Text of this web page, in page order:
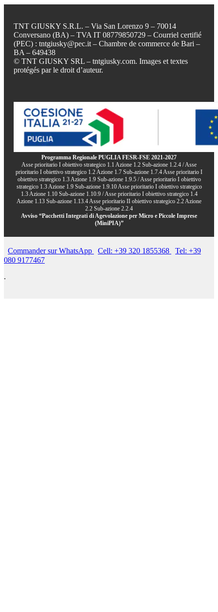
TNT GIUSKY S.R.L. – Via San Lorenzo 9 – 70014
Conversano (BA) – TVA IT 08779850729 – Courriel certifié
(PEC) : tntgiusky@pec.it – Chambre de commerce de Bari –
BA – 649438
© TNT GIUSKY SRL – tntgiusky.com. Images et textes
protégés par le droit d’auteur.
Programma Regionale PUGLIA FESR-FSE 2021-2027
Asse prioritario I obiettivo strategico 1.1 Azione 1.2 Sub-azione 1.2.4 / Asse
prioritario I obiettivo strategico 1.2 Azione 1.7 Sub-azione 1.7.4 Asse prioritario I
obiettivo strategico 1.3 Azione 1.9 Sub-azione 1.9.5 / Asse prioritario I obiettivo
strategico 1.3 Azione 1.9 Sub-azione 1.9.10 Asse prioritario I obiettivo strategico
1.3 Azione 1.10 Sub-azione 1.10.9 / Asse prioritario I obiettivo strategico 1.4
Azione 1.13 Sub-azione 1.13.4 Asse prioritario II obiettivo strategico 2.2 Azione
2.2 Sub-azione 2.2.4
Avviso “Pacchetti Integrati di Agevolazione per Micro e Piccole Imprese
(MiniPIA)”
Commander sur WhatsApp Cell: +39 320 1855368
Tel: +39
080 9177467
.